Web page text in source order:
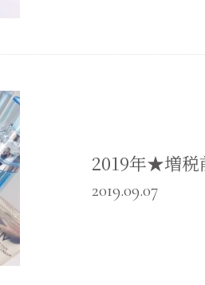
2019年★増
2019.09.07